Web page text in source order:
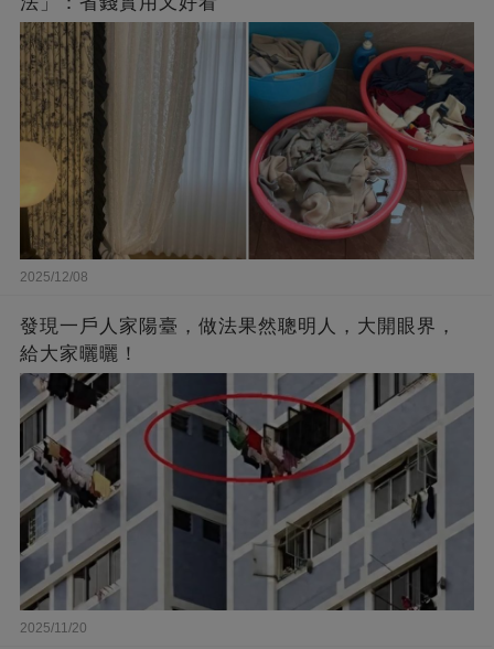
2025/12/08
發現一戶人家陽臺，做法果然聰明人，大開眼界，
給大家曬曬！
2025/11/20